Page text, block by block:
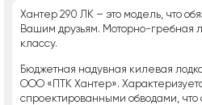
Хантер 290 ЛК – это модель, что
Вашим друзьям. Моторно-гребная
классу.
Бюджетная надувная килевая
ООО «ПТК Хантер».
спроектированными обводами,